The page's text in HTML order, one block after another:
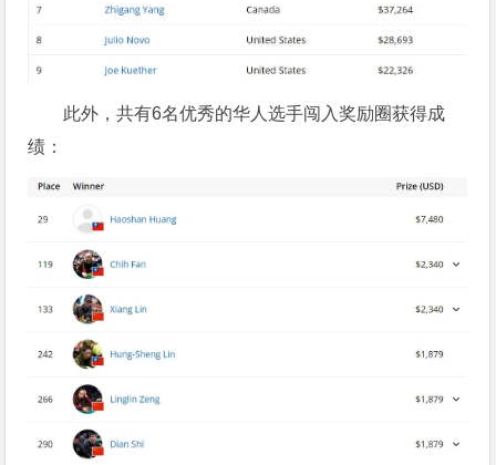
此外，共有6名优秀的华人选手闯入奖励圈获得成
绩：